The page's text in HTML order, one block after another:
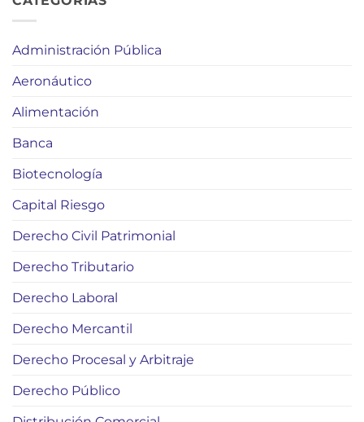
Administración Pública
Aeronáutico
Alimentación
Banca
Biotecnología
Capital Riesgo
Derecho Civil Patrimonial
Derecho Tributario
Derecho Laboral
Derecho Mercantil
Derecho Procesal y Arbitraje
Derecho Público